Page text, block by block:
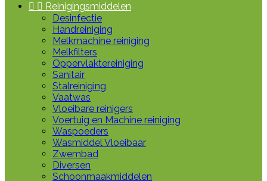
  Reinigingsmiddelen
Desinfectie
Handreiniging
Melkmachine reiniging
Melkfilters
Oppervlaktereiniging
Sanitair
Stalreiniging
Vaatwas
Vloeibare reinigers
Voertuig en Machine reiniging
Waspoeders
Wasmiddel Vloeibaar
Zwembad
Diversen
Schoonmaakmiddelen